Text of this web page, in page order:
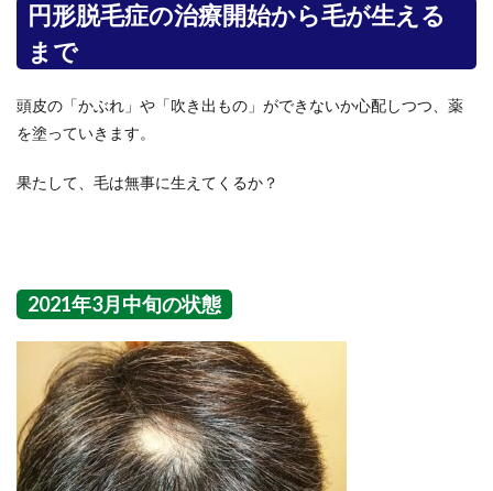
円形脱毛症の治療開始から毛が生える
まで
頭皮の「かぶれ」や「吹き出もの」ができないか心配しつつ、薬
を塗っていきます。
果たして、毛は無事に生えてくるか？
2021年3月中旬の状態